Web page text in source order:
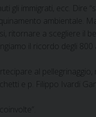
gli immigrati, ecc. Dire
ambientale.
ritornare a scegliere il
il ricordo degli 800
al pellegrinaggio,
e p. Filippo Ivardi